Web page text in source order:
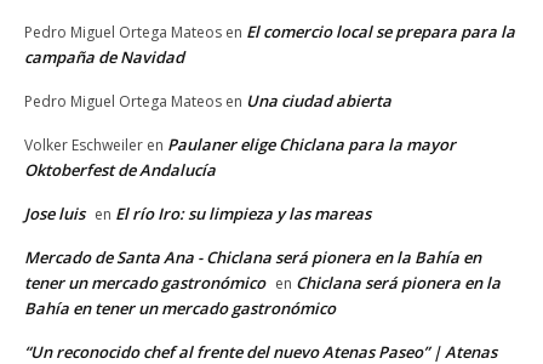
Pedro Miguel Ortega Mateos en El comercio local se prepara para la
campaña de Navidad
Pedro Miguel Ortega Mateos en Una ciudad abierta
Volker Eschweiler en Paulaner elige Chiclana para la mayor
Oktoberfest de Andalucía
Jose luis en El río Iro: su limpieza y las mareas
Mercado de Santa Ana - Chiclana será pionera en la Bahía en
tener un mercado gastronómico en Chiclana será pionera en la
Bahía en tener un mercado gastronómico
“Un reconocido chef al frente del nuevo Atenas Paseo” | Atenas